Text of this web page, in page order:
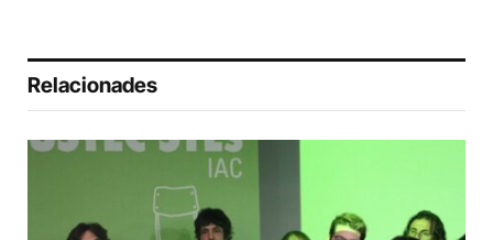
Relacionades